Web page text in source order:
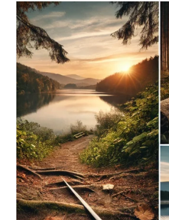
Unternehmungen:
Kleine
Auszeiten
Für
Große
Erlebnisse.
Die
Macht
Der
Mikroabenteuer
Inkl.
37
Tipps
Und
Tricks